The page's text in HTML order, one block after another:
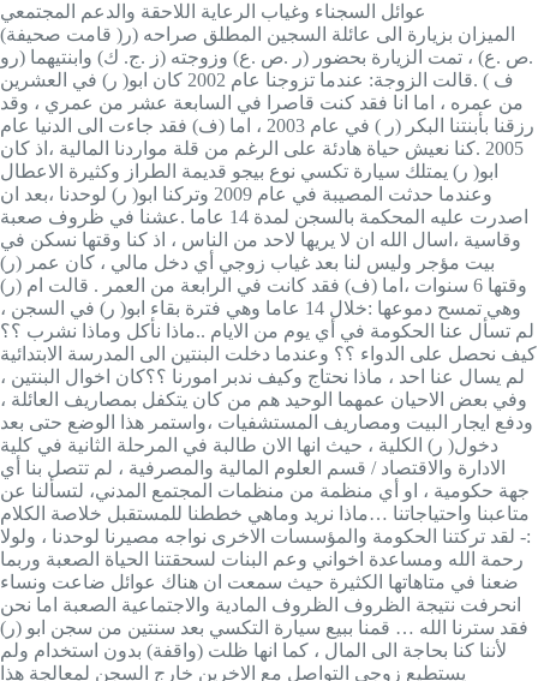
عوائل السجناء وغياب الرعاية اللاحقة والدعم المجتمعي
(قامت صحيفة )الميزان بزيارة الى عائلة السجين المطلق صراحه (ر
.ص .ع) ، تمت الزيارة بحضور (ر .ص .ع) وزوجته (ز .ج. ك) وابنتيهما (رو
ف ) .قالت الزوجة: عندما تزوجنا عام 2002 كان ابو( ر) في العشرين
من عمره ، اما انا فقد كنت قاصرا في السابعة عشر من عمري ، وقد
رزقنا بأبنتنا البكر (ر ) في عام 2003 ، اما (ف) فقد جاءت الى الدنيا عام
2005 .كنا نعيش حياة هادئة على الرغم من قلة مواردنا المالية ،اذ كان
ابو( ر) يمتلك سيارة تكسي نوع بيجو قديمة الطراز وكثيرة الاعطال
وعندما حدثت المصيبة في عام 2009 وتركنا ابو( ر) لوحدنا ،بعد ان
اصدرت عليه المحكمة بالسجن لمدة 14 عاما .عشنا في ظروف صعبة
وقاسية ،اسال الله ان لا يريها لاحد من الناس ، اذ كنا وقتها نسكن في
بيت مؤجر وليس لنا بعد غياب زوجي أي دخل مالي ، كان عمر (ر)
وقتها 6 سنوات ،اما (ف) فقد كانت في الرابعة من العمر . قالت ام (ر)
وهي تمسح دموعها :خلال 14 عاما وهي فترة بقاء ابو( ر) في السجن ،
لم تسأل عنا الحكومة في أي يوم من الايام ..ماذا نأكل وماذا نشرب ؟؟
كيف نحصل على الدواء ؟؟ وعندما دخلت البنتين الى المدرسة الابتدائية
لم يسال عنا احد ، ماذا نحتاج وكيف ندبر امورنا ؟؟كان اخوال البنتين ،
وفي بعض الاحيان عمهما الوحيد هم من كان يتكفل بمصاريف العائلة ،
ودفع ايجار البيت ومصاريف المستشفيات ،واستمر هذا الوضع حتى بعد
دخول( ر) الكلية ، حيث انها الان طالبة في المرحلة الثانية في كلية
الادارة والاقتصاد / قسم العلوم المالية والمصرفية ، لم تتصل بنا أي
جهة حكومية ، او أي منظمة من منظمات المجتمع المدني، لتسألنا عن
متاعبنا واحتياجاتنا …ماذا نريد وماهي خططنا للمستقبل خلاصة الكلام
:- لقد تركتنا الحكومة والمؤسسات الاخرى نواجه مصيرنا لوحدنا ، ولولا
رحمة الله ومساعدة اخواني وعم البنات لسحقتنا الحياة الصعبة وربما
ضعنا في متاهاتها الكثيرة حيث سمعت ان هناك عوائل ضاعت ونساء
انحرفت نتيجة الظروف الظروف المادية والاجتماعية الصعبة اما نحن
فقد سترنا الله … قمنا ببيع سيارة التكسي بعد سنتين من سجن ابو (ر)
لأننا كنا بحاجة الى المال ، كما انها ظلت (واقفة) بدون استخدام ولم
يستطيع زوجي التواصل مع الاخرين خارج السجن لمعالجة هذا